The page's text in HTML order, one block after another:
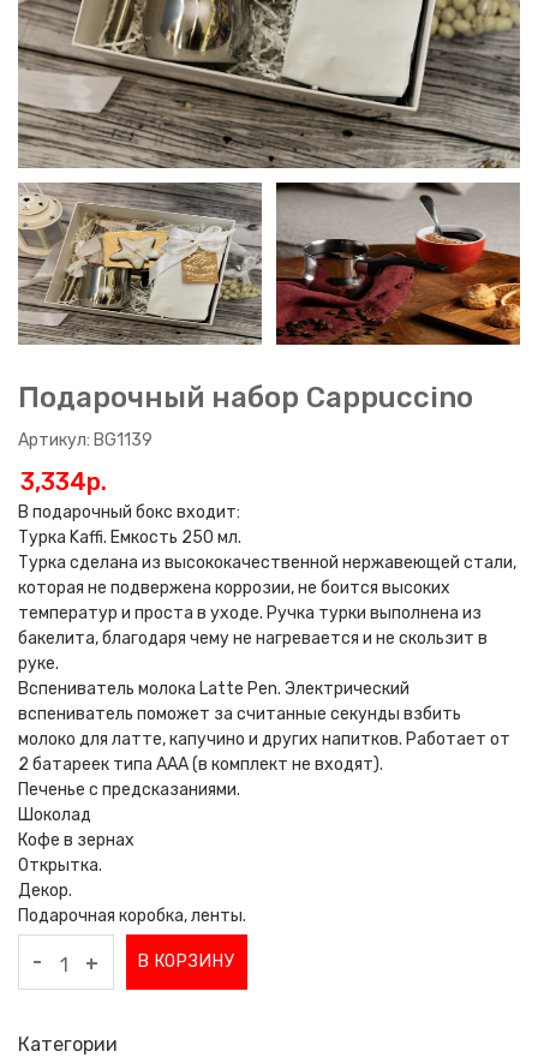
Подарочный набор Cappuccino
Артикул: BG1139
3,334p.
В подарочный бокс входит:
Турка Kaffi. Емкость 250 мл.
Турка сделана из высококачественной нержавеющей стали,
которая не подвержена коррозии, не боится высоких
температур и проста в уходе. Ручка турки выполнена из
бакелита, благодаря чему не нагревается и не скользит в
руке.
Вспениватель молока Latte Pen. Электрический
вспениватель поможет за считанные секунды взбить
молоко для латте, капучино и других напитков. Работает от
2 батареек типа ААА (в комплект не входят).
Печенье с предсказаниями.
Шоколад
Кофе в зернах
Открытка.
Декор.
Подарочная коробка, ленты.
- + В КОРЗИНУ
Категории